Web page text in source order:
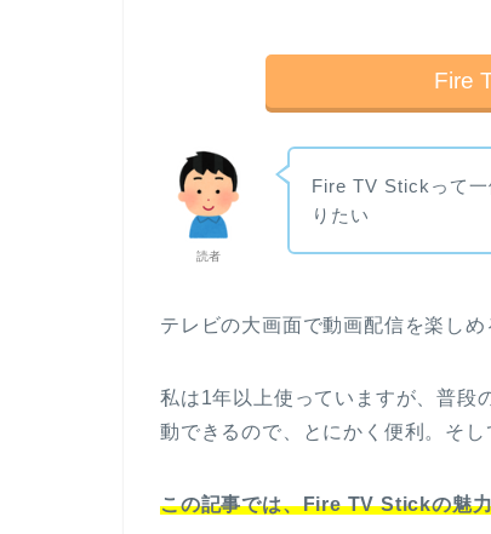
Fire
読者
Fire TV Stickって一
りたい
テレビの大画面で動画配信を楽しめ
私は1年以上使っていますが、普段
動できるので、とにかく便利。そし
この記事では、Fire TV Stickの魅